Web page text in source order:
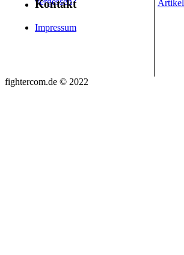
Kontakt
Impressum
Artikel
fightercom.de © 2022